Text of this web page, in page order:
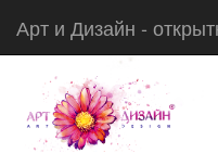
Арт и Дизайн -